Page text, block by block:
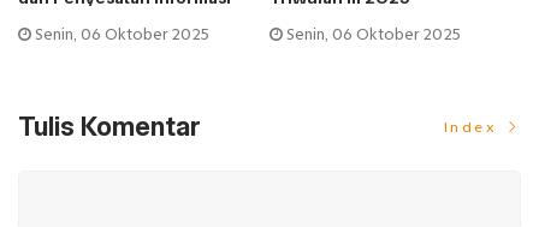
Senin, 06 Oktober 2025 Senin, 06 Oktober 2025
Tulis Komentar Index